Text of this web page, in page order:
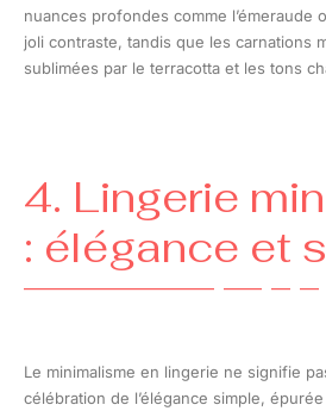
nuances profondes comme l’émeraude
joli contraste, tandis que les carnations
sublimées par le terracotta et les tons
4. Lingerie
: élégance et
Le minimalisme en lingerie ne signifie
célébration de l’élégance simple,